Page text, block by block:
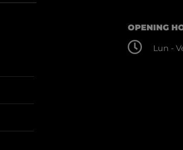
OPENING
Lun -